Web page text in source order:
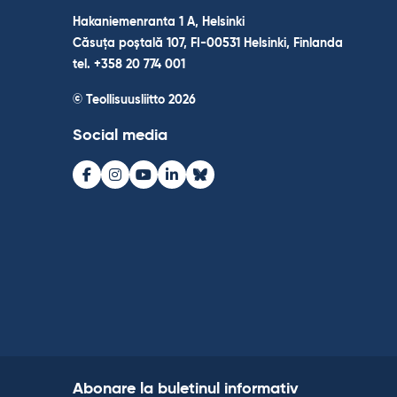
Hakaniemenranta 1 A, Helsinki
Căsuța poștală 107, FI-00531 Helsinki, Finlanda
tel. +358 20 774 001
© Teollisuusliitto 2026
Social media
Facebook
Instagram
Youtube
LinkedInBluesky
Abonare la buletinul informativ